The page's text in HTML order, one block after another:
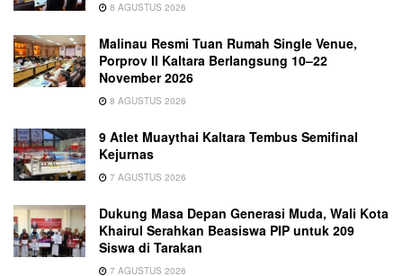
8 AGUSTUS 2026
Malinau Resmi Tuan Rumah Single Venue,
Porprov II Kaltara Berlangsung 10–22
November 2026
8 AGUSTUS 2026
9 Atlet Muaythai Kaltara Tembus Semifinal
Kejurnas
7 AGUSTUS 2026
Dukung Masa Depan Generasi Muda, Wali Kota
Khairul Serahkan Beasiswa PIP untuk 209
Siswa di Tarakan
7 AGUSTUS 2026